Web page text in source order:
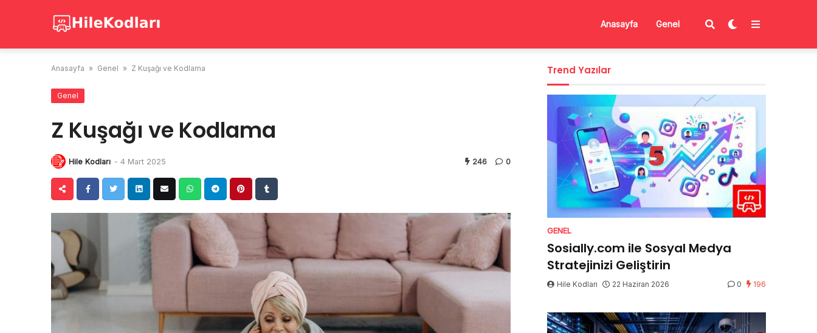
Anasayfa Genel
Anasayfa » Genel » Z Kuşağı ve Kodlama
Genel
Z Kuşağı ve Kodlama
Hile Kodları - 4 Mart 2025 246 0
Trend Yazılar
GENEL
Sosially.com ile Sosyal Medya
Stratejinizi Geliştirin
Hile Kodları 22 Haziran 2026 0 196